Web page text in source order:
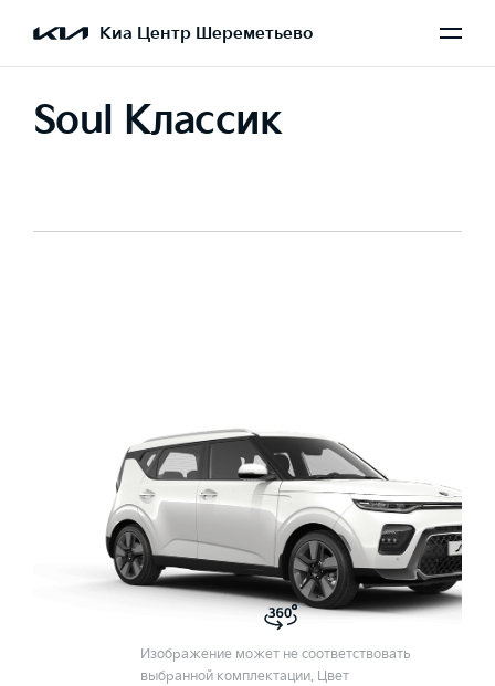
Киа Центр Шереметьево
Soul Классик
Изображение может не соответствовать
выбранной комплектации. Цвет